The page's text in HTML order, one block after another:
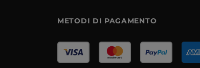
METODI DI PAGAMENTO